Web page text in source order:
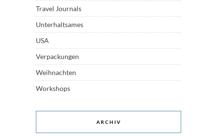
Travel Journals
Unterhaltsames
USA
Verpackungen
Weihnachten
Workshops
ARCHIV